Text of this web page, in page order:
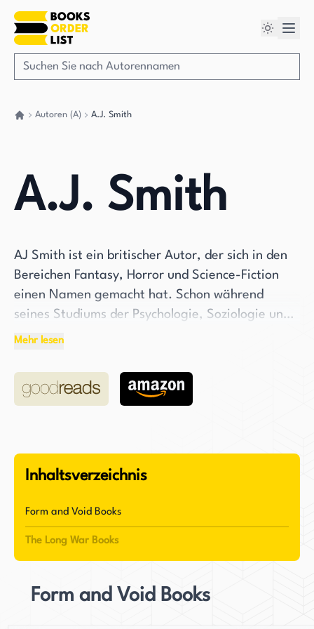
Autoren (A) A.J. Smith
A.J. Smith
AJ Smith ist ein britischer Autor, der sich in den
Bereichen Fantasy, Horror und Science-Fiction
einen Namen gemacht hat. Schon während
seines Studiums der Psychologie, Soziologie und
Philosophie an der Universität begann Smith,
erschaffen. Er hat festgestellt, dass das Kreieren
von fiktionalen Welten und Charakteren eine
Geschichte zu kontrollieren.
benachteiligten Kindern gearbeitet und mehrere
Artikel zu Themen der Jugendarbeit und
Beratung verfasst. Er hat festgestellt, dass das
kreative, sondern auch eine therapeutische
Mehr lesen
Inhaltsverzeichnis
Form and Void Books
The Long War Books
Form and Void Books